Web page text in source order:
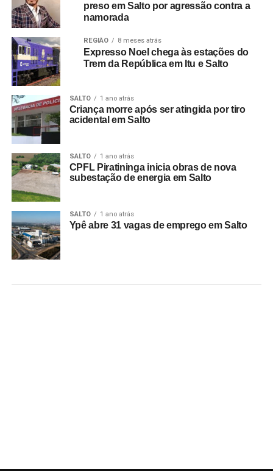
preso em Salto por agressão contra a
namorada
REGIÃO 8 meses atrás
Expresso Noel chega às estações do
Trem da República em Itu e Salto
SALTO 1 ano atrás
Criança morre após ser atingida por tiro
acidental em Salto
SALTO 1 ano atrás
CPFL Piratininga inicia obras de nova
subestação de energia em Salto
SALTO 1 ano atrás
Ypê abre 31 vagas de emprego em Salto